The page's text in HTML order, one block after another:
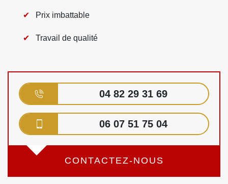
Prix imbattable
Travail de qualité
04 82 29 31 69
06 07 51 75 04
CONTACTEZ-NOUS